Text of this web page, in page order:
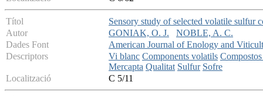
Títol
Sensory study of selected volatile sulfur
Autor
GONIAK, O. J.
NOBLE, A. C.
Dades Font
American Journal of Enology and
Descriptors
Vi blanc Components volatils
Mercapta Qualitat Sulfur Sofre
Localització
C 5/11